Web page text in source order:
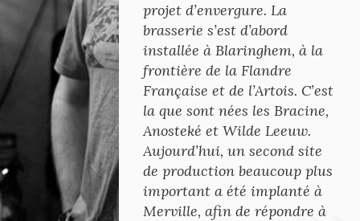
projet d’envergure. La
brasserie s’est d’abord
installée à Blaringhem, à la
frontière de la Flandre
Française et de l’Artois. C’est
la que sont nées les Bracine,
Anosteké et Wilde Leeuw.
Aujourd’hui, un second site
de production beaucoup plus
important a été implanté à
Merville, afin de répondre à